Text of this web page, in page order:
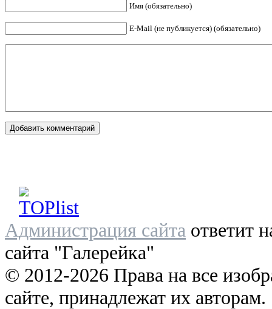
Имя (обязательно)
E-Mail (не публикуется) (обязательно)
Администрация сайта ответит
сайта "Галерейка"
© 2012-2026 Права на все
сайте, принадлежат их авторам.